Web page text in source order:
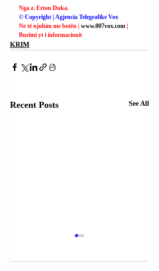
Nga z. Erton Duka.
© Copyright | Agjencia Telegrafike Vox
Ne të njohim me botën | www.007vox.com
Burimi yt i informacionit
KRIM
Recent Posts See All